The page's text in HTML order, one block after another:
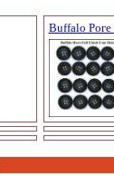
Buffalo Роге